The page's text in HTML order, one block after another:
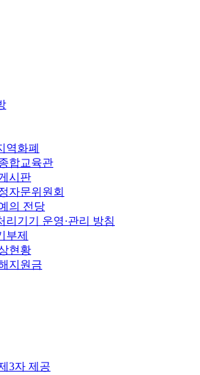
역화폐
합교육관
시판
자문위원회
의 전당
리기기 운영·관리 방침
부제
현황
지원금
3자 제공